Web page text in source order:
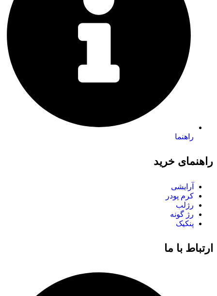
راهنما
راهنمای خرید
آرایشی
کرم پودر
رژلب
رژ گونه
پنکیک
ارتباط با ما